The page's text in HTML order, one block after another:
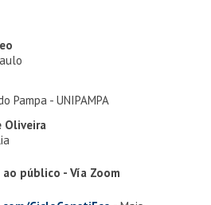
Pampa - UNIPAMPA
Oliveira
público - Vía Zoom